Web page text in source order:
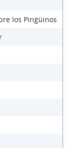
los Pingüinos